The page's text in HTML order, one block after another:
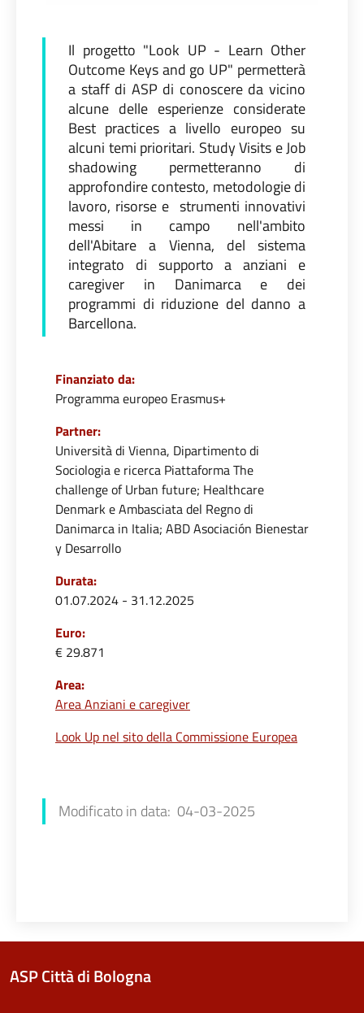
Il progetto "Look UP - Learn Other
Outcome Keys and go UP" permetterà
a staff di ASP di conoscere da vicino
alcune delle esperienze considerate
Best practices a livello europeo su
alcuni temi prioritari. Study Visits e Job
shadowing permetteranno di
approfondire contesto, metodologie di
lavoro, risorse e strumenti innovativi
messi in campo nell'ambito
dell'Abitare a Vienna, del sistema
integrato di supporto a anziani e
caregiver in Danimarca e dei
programmi di riduzione del danno a
Barcellona.
Finanziato da:
Programma europeo Erasmus+
Partner:
Università di Vienna, Dipartimento di
Sociologia e ricerca Piattaforma The
challenge of Urban future; Healthcare
Denmark e Ambasciata del Regno di
Danimarca in Italia; ABD Asociación Bienestar
y Desarrollo
Durata:
01.07.2024 - 31.12.2025
Euro:
€ 29.871
Area:
Area Anziani e caregiver
Look Up nel sito della Commissione Europea
Modificato in data: 04-03-2025
ASP Città di Bologna